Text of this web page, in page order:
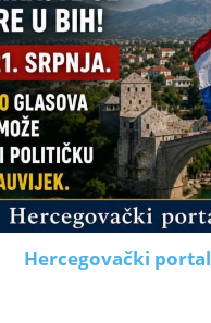
Hercegovački portal